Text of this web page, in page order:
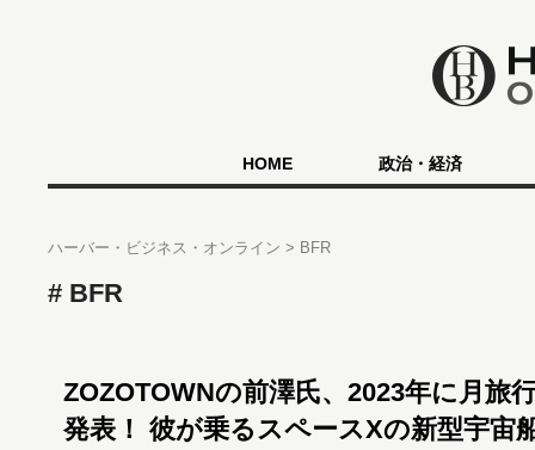
HOME 政治・経済
ハーバー・ビジネス・オンライン BFR
BFR
ZOZOTOWNの前澤氏、2023年に月旅
発表！ 彼が乗るスペースXの新型宇宙